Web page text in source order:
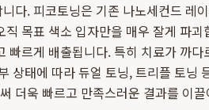
다. 피코토닝은 기존 나노세컨드 레
목표 색소 입자만을 매우 잘게 파괴
르게 배출됩니다. 특히 치료가 까다
상태에 따라 듀얼 토닝, 트리플 토닝
더욱 빠르고 만족스러운 결과를 이